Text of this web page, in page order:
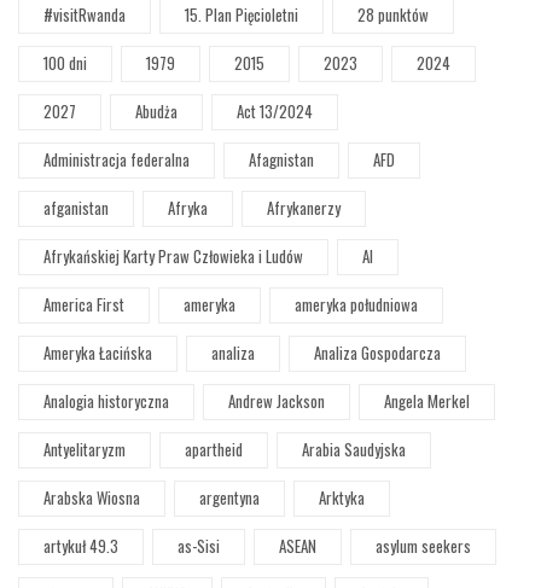
#visitRwanda 15. Plan Pięcioletni
28 punktów
100 dni
1979 2015 2023
2024
2027
Abudża
Act 13/2024
Administracja federalna
Afagnistan
AFD
afganistan
Afryka
Afrykanerzy
Afrykańskiej Karty Praw Człowieka i Ludów
AI
America First
ameryka
ameryka południowa
Ameryka Łacińska
analiza
Analiza Gospodarcza
Analogia historyczna
Andrew Jackson
Angela Merkel
Antyelitaryzm
apartheid
Arabia Saudyjska
Arabska Wiosna
argentyna
Arktyka
artykuł 49.3
as-Sisi ASEAN
asylum seekers